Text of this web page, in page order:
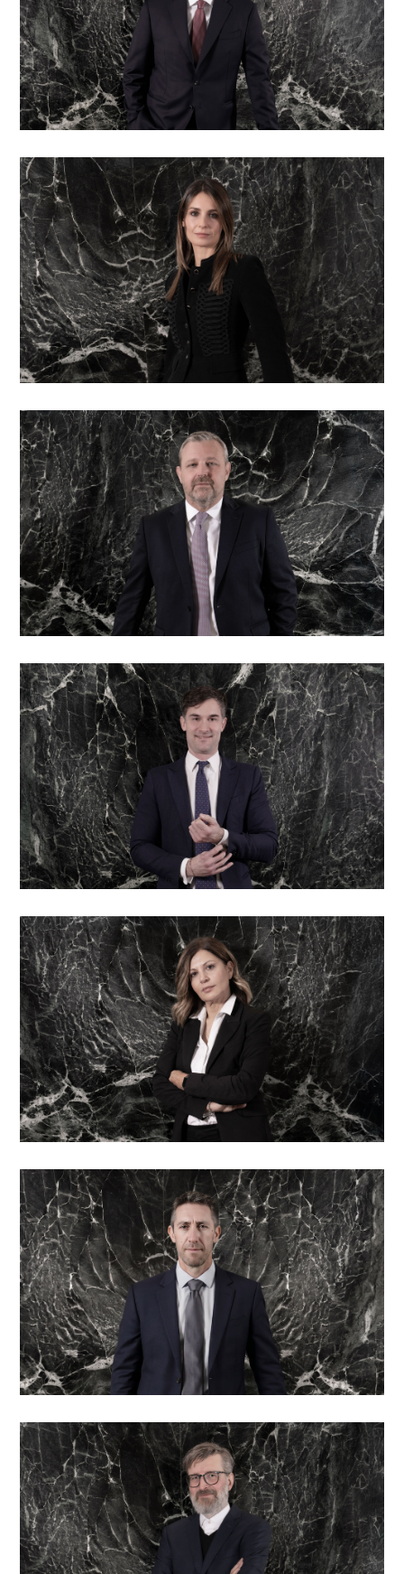
Francesca Clavarino
Responsabile degli investimenti e Partner
Andrea de Rosa
Responsabile senior delle relazioni con i clienti
Giancarlo Faglia
Responsabile ufficio di Londra · Mercati privati e
fusioni e acquisizioni
Tiziana Guarisco
Assistente di direzione
Iain Colquhoun
Direttore operativo e Responsabile rischi, ACCA
Massimiliano Maestretti
Board member